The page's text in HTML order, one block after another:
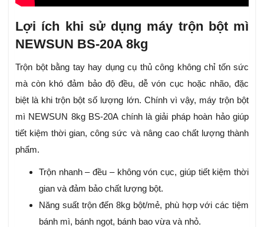
Lợi ích khi sử dụng máy trộn bột mì
NEWSUN BS-20A 8kg
Trộn bột bằng tay hay dụng cụ thủ công không chỉ tốn sức
mà còn khó đảm bảo độ đều, dễ vón cục hoặc nhão, đặc
biệt là khi trộn bột số lượng lớn. Chính vì vậy, máy trộn bột
mì NEWSUN 8kg BS-20A chính là giải pháp hoàn hảo giúp
tiết kiệm thời gian, công sức và nâng cao chất lượng thành
phẩm.
Trộn nhanh – đều – không vón cục, giúp tiết kiệm thời
gian và đảm bảo chất lượng bột.
Năng suất trộn đến 8kg bột/mẻ, phù hợp với các tiệm
bánh mì, bánh ngọt, bánh bao vừa và nhỏ.